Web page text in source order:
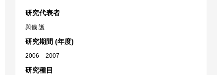
研究代表者
與儀 護
研究期間 (年度)
2006 – 2007
研究種目